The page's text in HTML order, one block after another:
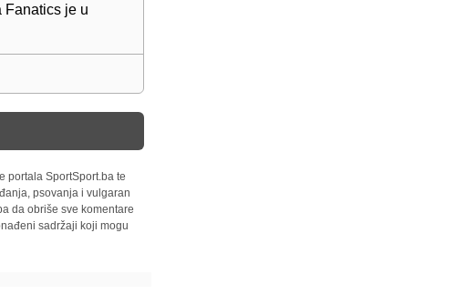
Fanatics je u
portala SportSport.ba te
psovanja i vulgaran
da obriše sve komentare
sadržaji koji mogu